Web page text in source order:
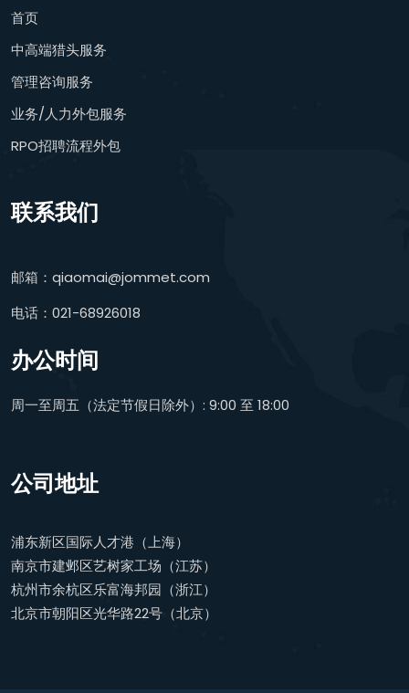
首页
中高端猎头服务
管理咨询服务
业务/人力外包服务
RPO招聘流程外包
联系我们
邮箱：qiaomai@jommet.com
电话：021-68926018
办公时间
周一至周五（法定节假日除外）: 9:00 至 18:00
公司地址
浦东新区国际人才港（上海）
南京市建邺区艺树家工场（江苏）
杭州市余杭区乐富海邦园（浙江）
北京市朝阳区光华路22号（北京）